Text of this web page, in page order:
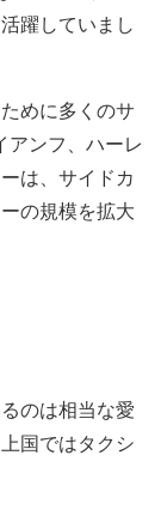
躍していまし
めに多くのサ
アンフ、ハーレ
は、サイドカ
の規模を拡大
のは相当な愛
国ではタクシ